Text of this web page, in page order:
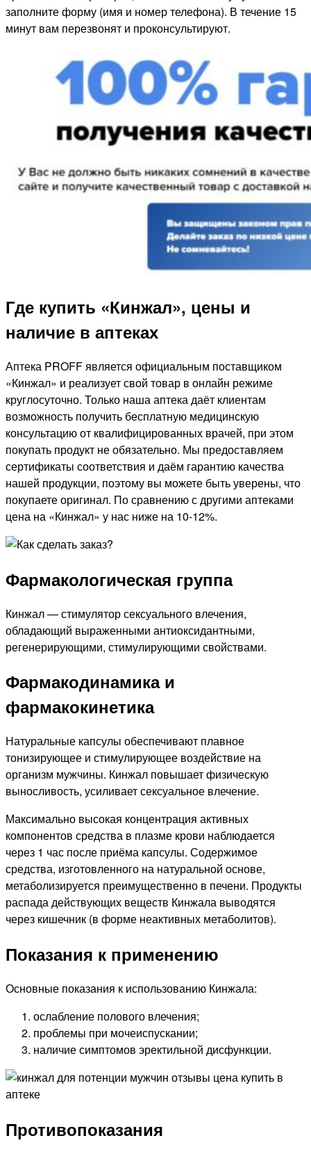
заполните форму (имя и номер телефона). В течение 15
минут вам перезвонят и проконсультируют.
Где купить «Кинжал», цены и
наличие в аптеках
Аптека PROFF является официальным поставщиком
«Кинжал» и реализует свой товар в онлайн режиме
круглосуточно. Только наша аптека даёт клиентам
возможность получить бесплатную медицинскую
консультацию от квалифицированных врачей, при этом
покупать продукт не обязательно. Мы предоставляем
сертификаты соответствия и даём гарантию качества
нашей продукции, поэтому вы можете быть уверены, что
покупаете оригинал. По сравнению с другими аптеками
цена на «Кинжал» у нас ниже на 10-12%.
Фармакологическая группа
Кинжал — стимулятор сексуального влечения,
обладающий выраженными антиоксидантными,
регенерирующими, стимулирующими свойствами.
Фармакодинамика и
фармакокинетика
Натуральные капсулы обеспечивают плавное
тонизирующее и стимулирующее воздействие на
организм мужчины. Кинжал повышает физическую
выносливость, усиливает сексуальное влечение.
Максимально высокая концентрация активных
компонентов средства в плазме крови наблюдается
через 1 час после приёма капсулы. Содержимое
средства, изготовленного на натуральной основе,
метаболизируется преимущественно в печени. Продукты
распада действующих веществ Кинжала выводятся
через кишечник (в форме неактивных метаболитов).
Показания к применению
Основные показания к использованию Кинжала:
ослабление полового влечения;
проблемы при мочеиспускании;
наличие симптомов эректильной дисфункции.
Противопоказания